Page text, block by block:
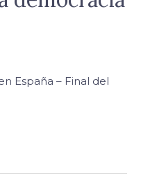
España – Final del